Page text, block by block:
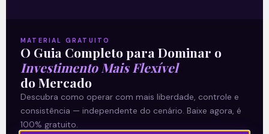
—
Este conteúdo faz parte da nossa
Newsletter‘E Eu Com Isso’.
MATERIAL GRATUITO
O Guia Completo para Dominar o
Investimento Mais Flexível
do Mercado
Descubra como operar com mais liberdade, controle e
consistência — independente do cenário. Baixe agora, é
100% gratuito.